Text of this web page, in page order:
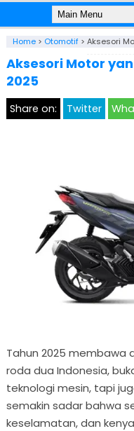
Home> Otomotif> Aksesori
Aksesori Motor
2025
Share on: Twitter
Tahun 2025 membawa
roda dua Indonesia,
teknologi mesin, tapi
semakin sadar bahwa
keselamatan, dan